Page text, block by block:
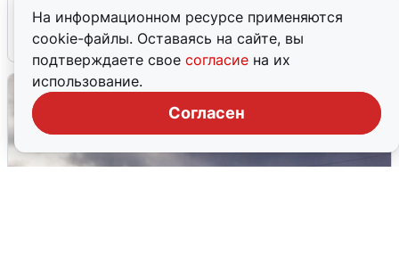
На информационном ресурсе применяются
cookie-файлы. Оставаясь на сайте, вы
подтверждаете свое согласие на их
использование.
Согласен
4 августа 0